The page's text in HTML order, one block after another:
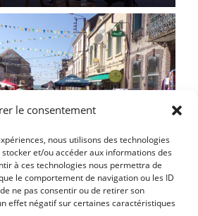
le consentement
nous utilisons des technologies
et/ou accéder aux informations des
à ces technologies nous permettra de
le comportement de navigation ou les ID
ne pas consentir ou de retirer son
effet négatif sur certaines caractéristiques